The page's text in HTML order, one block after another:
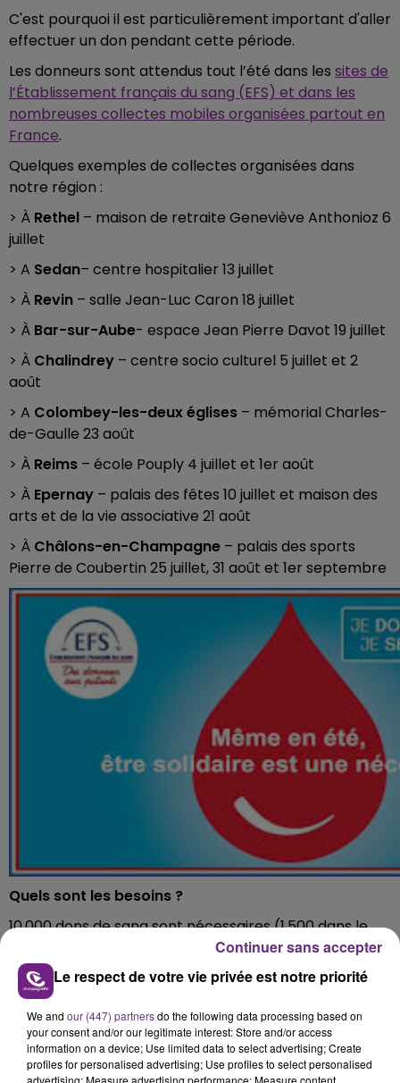
C'est pourquoi il est particulièrement important d'aller
effectuer un don pendant cette période.
Les donneurs sont attendus tout l’été dans les sites de
l’Établissement français du sang (EFS) et dans les
nombreuses collectes mobiles organisées partout en
France.
Quelques exemples de collectes organisées dans
notre région :
> À Rethel – maison de retraite Geneviève Anthonioz 6
juillet
> A Sedan– centre hospitalier 13 juillet
> À Revin – salle Jean-Luc Caron 18 juillet
> À Bar-sur-Aube- espace Jean Pierre Davot 19 juillet
> À Chalindrey – centre socio culturel 5 juillet et 2
août
> A Colombey-les-deux églises – mémorial Charles-
de-Gaulle 23 août
> À Reims – école Pouply 4 juillet et 1er août
> À Epernay – palais des fêtes 10 juillet et maison des
arts et de la vie associative 21 août
> À Châlons-en-Champagne – palais des sports
Pierre de Coubertin 25 juillet, 31 août et 1er septembre
Quels sont les besoins ?
10.000 dons de sang sont nécessaires (1.500 dans le
Grand Est) chaque jour pour répondre aux besoins
des malades et aucun produit ne peut se substituer au
sang des donneurs bénévoles.
L’EFS rappelle que les dons de sang doivent être
réguliers et constants car la durée de vie des produits
sanguins est courte (5 jours pour les plaquettes, 42
Le respect de votre vie privée est notre priorité
We and our (447) partnersdo the following data processing based on
your consent and/or our legitimate interest: Store and/or access
information on a device; Use limited data to select advertising; Create
profiles for personalised advertising; Use profiles to select personalised
advertising; Measure advertising performance; Measure content
Continuer sans accepter